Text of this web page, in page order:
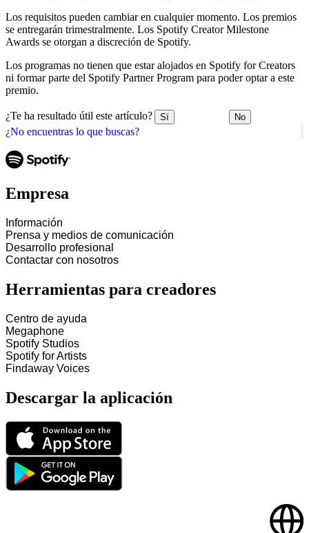
¿No encuentras lo que buscas?
Los requisitos pueden cambiar en cualquier momento. Los premios
se entregarán trimestralmente. Los Spotify Creator Milestone
Awards se otorgan a discreción de Spotify.
Los programas no tienen que estar alojados en Spotify for Creators
ni formar parte del Spotify Partner Program para poder optar a este
premio.
¿Te ha resultado útil este artículo? Sí No
Empresa
Información
Prensa y medios de comunicación
Desarrollo profesional
Contactar con nosotros
Herramientas para creadores
Centro de ayuda
Megaphone
Spotify Studios
Spotify for Artists
Findaway Voices
Descargar la aplicación